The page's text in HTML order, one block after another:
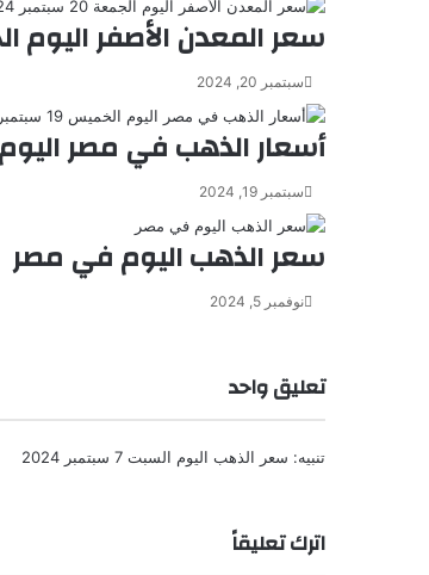
سعر المعدن الأصفر اليوم الجمعة 20
سبتمبر 20, 2024
أسعار الذهب في مصر اليوم الخميس
سبتمبر 19, 2024
سعر الذهب اليوم في مصر
نوفمبر 5, 2024
تعليق واحد
تنبيه: سعر الذهب اليوم السبت 7 سبتمبر 2024
اترك تعليقاً